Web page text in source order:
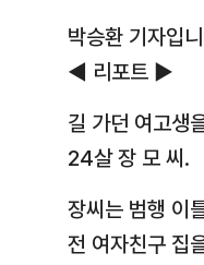
박승환 기자입
◀ 리포트 ▶
길 가던 여고생
24살 장 모 씨.
장씨는 범행 이
전 여자친구 집